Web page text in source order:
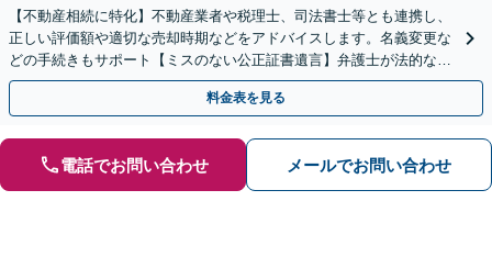
【不動産相続に特化】不動産業者や税理士、司法書士等とも連携し、
正しい評価額や適切な売却時期などをアドバイスします。名義変更な
どの手続きもサポート【ミスのない公正証書遺言】弁護士が法的な観
点から遺言書を作成します。
料金表を見る
電話でお問い合わせ メールでお問い合わせ